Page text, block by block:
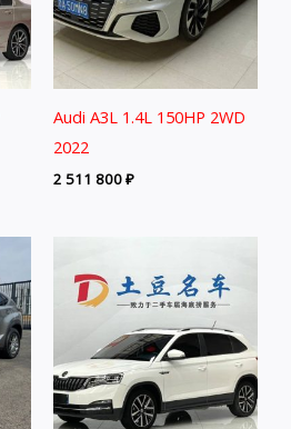
Audi A3L 1.4L 150HP 2WD
2022
2 511 800₽